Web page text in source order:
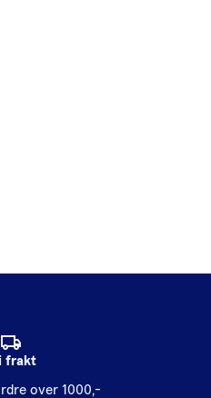
frakt
over 1000,-